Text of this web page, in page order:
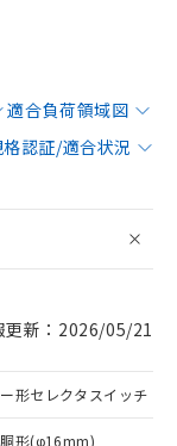
適合負荷領域図
格認証/適合状況
更新：2026/05/21
形セレクタスイッチ
形(φ16mm)